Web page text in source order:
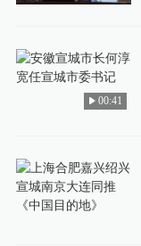
00:41